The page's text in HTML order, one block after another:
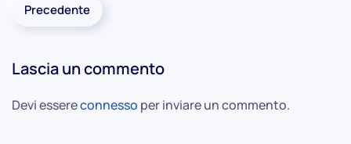
Precedente
Lascia un commento
Devi essereconnesso per inviare un commento.